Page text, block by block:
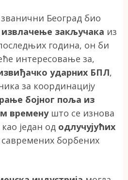
Београд био
извлачење закључака из
година, он би
интересовање за,
ударних БПЛ,
за координацију
бојног поља из
временушто се изнова
један од одлучујућих
савремених борбених